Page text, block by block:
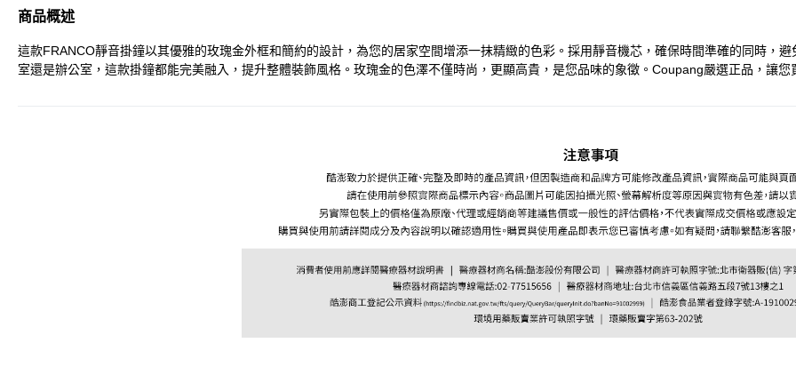
商品概述
這款FRANCO靜音掛鐘以其優雅的玫瑰金外框和簡約的設計，為您的居家空間增添一抹精緻的色彩。採用靜音機芯，確保時間準確的同時，
室還是辦公室，這款掛鐘都能完美融入，提升整體裝飾風格。玫瑰金的色澤不僅時尚，更顯高貴，是您品味的象徵。Coupang嚴選正品，讓